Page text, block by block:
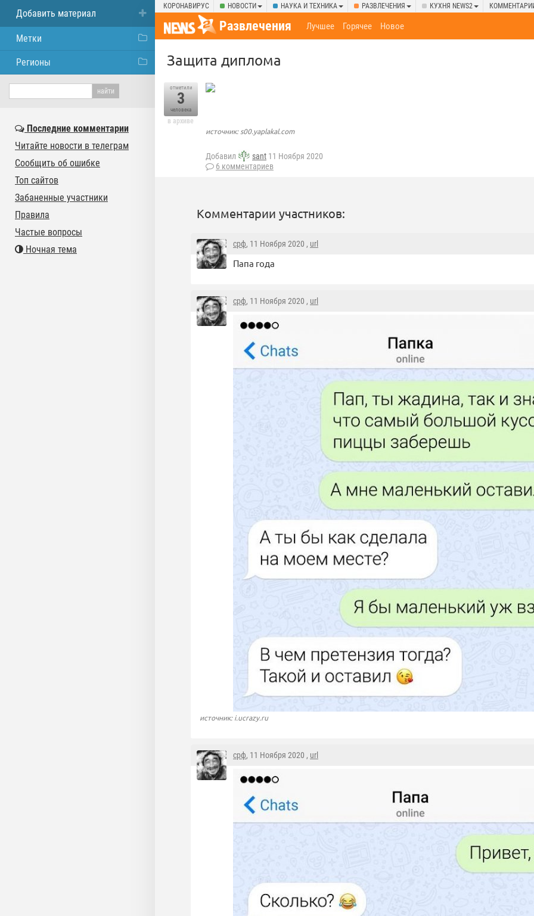
КОРОНАВИРУС НОВОСТИ НАУКА И ТЕХНИКА РАЗВЛЕЧЕНИЯ КУХНЯ NEWS2
Развлечения Лучшее Горячее Новое
Защита диплома
отметили
3
человека
в архиве
источник: s00.yaplakal.com
Добавил sant 11 Ноября 2020
6 комментариев
Комментарии участников:
срф, 11 Ноября 2020 , url
Папа года
срф, 11 Ноября 2020 , url
источник: i.ucrazy.ru
срф, 11 Ноября 2020 , url
Добавить материал
Метки
Регионы
Последние комментарии
Читайте новости в телеграм
Сообщить об ошибке
Топ сайтов
Забаненные участники
Правила
Частые вопросы
Ночная тема